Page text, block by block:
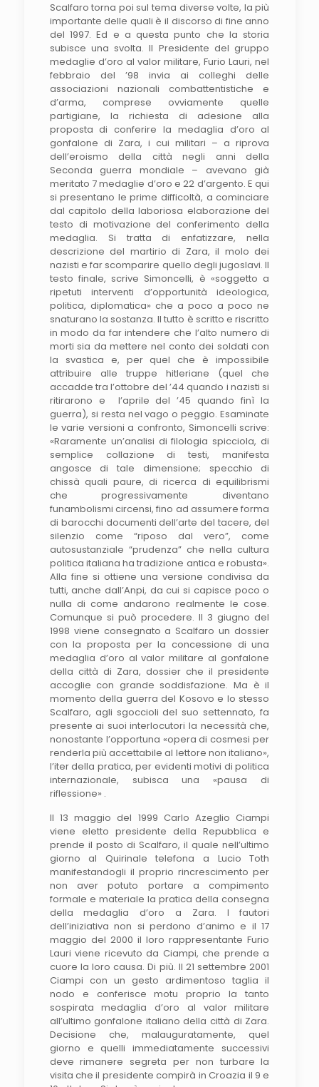
Scalfaro torna poi sul tema diverse volte, la più
importante delle quali è il discorso di fine anno
del 1997. Ed e a questa punto che la storia
subisce una svolta. Il Presidente del gruppo
medaglie d’oro al valor militare, Furio Lauri, nel
febbraio del ’98 invia ai colleghi delle
associazioni nazionali combattentistiche e
d’arma, comprese ovviamente quelle
partigiane, la richiesta di adesione alla
proposta di conferire la medaglia d’oro al
gonfalone di Zara, i cui militari – a riprova
dell’eroismo della città negli anni della
Seconda guerra mondiale – avevano già
meritato 7 medaglie d’oro e 22 d’argento. E qui
si presentano le prime difficoltà, a cominciare
dal capitolo della laboriosa elaborazione del
testo di motivazione del conferimento della
medaglia. Si tratta di enfatizzare, nella
descrizione del martirio di Zara, il molo dei
nazisti e far scomparire quello degli jugoslavi. Il
testo finale, scrive Simoncelli, è «soggetto a
ripetuti interventi d’opportunità ideologica,
politica, diplomatica» che a poco a poco ne
snaturano la sostanza. Il tutto è scritto e riscritto
in modo da far intendere che l’alto numero di
morti sia da mettere nel conto dei soldati con
la svastica e, per quel che è impossibile
attribuire alle truppe hitleriane (quel che
accadde tra l’ottobre del ’44 quando i nazisti si
ritirarono e l’aprile del ’45 quando finì la
guerra), si resta nel vago o peggio. Esaminate
le varie versioni a confronto, Simoncelli scrive:
«Raramente un’analisi di filologia spicciola, di
semplice collazione di testi, manifesta
angosce di tale dimensione; specchio di
chissà quali paure, di ricerca di equilibrismi
che progressivamente diventano
funambolismi circensi, fino ad assumere forma
di barocchi documenti dell’arte del tacere, del
silenzio come “riposo dal vero”, come
autosustanziale “prudenza” che nella cultura
politica italiana ha tradizione antica e robusta».
Alla fine si ottiene una versione condivisa da
tutti, anche dall’Anpi, da cui si capisce poco o
nulla di come andarono realmente le cose.
Comunque si può procedere. Il 3 giugno del
1998 viene consegnato a Scalfaro un dossier
con la proposta per la concessione di una
medaglia d’oro al valor militare al gonfalone
della città di Zara, dossier che il presidente
accoglie con grande soddisfazione. Ma è il
momento della guerra del Kosovo e lo stesso
Scalfaro, agli sgoccioli del suo settennato, fa
presente ai suoi interlocutori la necessità che,
nonostante l’opportuna «opera di cosmesi per
renderla più accettabile al lettore non italiano»,
l’iter della pratica, per evidenti motivi di politica
internazionale, subisca una «pausa di
riflessione» .
Il 13 maggio del 1999 Carlo Azeglio Ciampi
viene eletto presidente della Repubblica e
prende il posto di Scalfaro, il quale nell’ultimo
giorno al Quirinale telefona a Lucio Toth
manifestandogli il proprio rincrescimento per
non aver potuto portare a compimento
formale e materiale la pratica della consegna
della medaglia d’oro a Zara. I fautori
dell’iniziativa non si perdono d’animo e il 17
maggio del 2000 il loro rappresentante Furio
Lauri viene ricevuto da Ciampi, che prende a
cuore la loro causa. Di più. Il 21 settembre 2001
Ciampi con un gesto ardimentoso taglia il
nodo e conferisce motu proprio la tanto
sospirata medaglia d’oro al valor militare
all’ultimo gonfalone italiano della città di Zara.
Decisione che, malauguratamente, quel
giorno e quelli immediatamente successivi
deve rimanere segreta per non turbare la
visita che il presidente compirà in Croazia il 9 e